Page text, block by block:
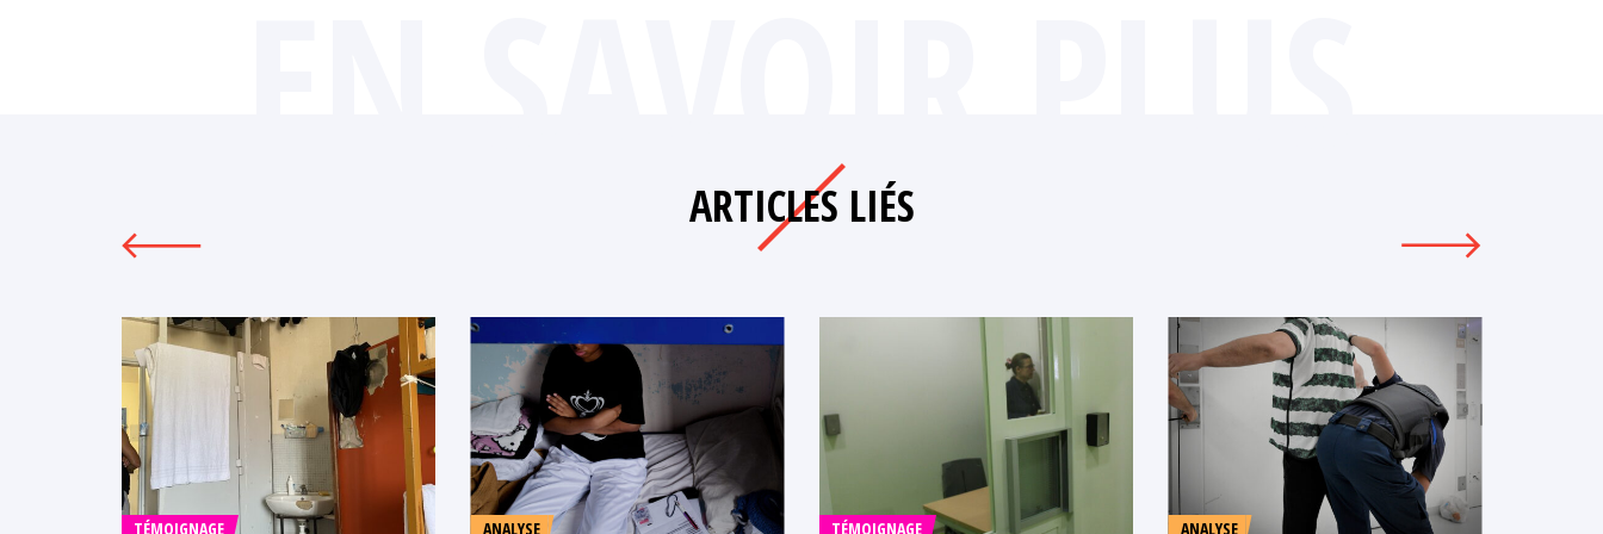
ARTICLES LIÉS
TÉMOIGNAGE ANALYSE TÉMOIGNAGE ANALYSE